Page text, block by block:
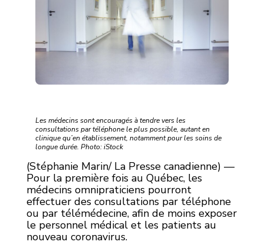
Les médecins sont encouragés à tendre vers les
consultations par téléphone le plus possible, autant en
clinique qu’en établissement, notamment pour les soins de
longue durée. Photo: iStock
(Stéphanie Marin/ La Presse canadienne) —
Pour la première fois au Québec, les
médecins omnipraticiens pourront
effectuer des consultations par téléphone
ou par télémédecine, afin de moins exposer
le personnel médical et les patients au
nouveau coronavirus.